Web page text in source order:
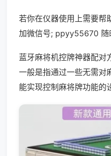
若你在仪器使用上需要帮
加微信号; ppyy55670 随
蓝牙麻将机控牌神器配对
一般是指通过一些无需对
能实现控制麻将牌功能的